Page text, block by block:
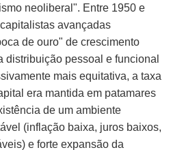
neoliberal". Entre 1950 e
avançadas
de ouro" de crescimento
distribuição pessoal e funcional
mais equitativa, a taxa
era mantida em patamares
de um ambiente
(inflação baixa, juros baixos,
e forte expansão da